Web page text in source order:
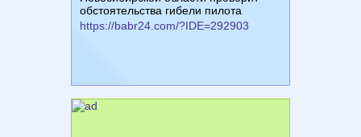
обстоятельства гибели пилота
https://babr24.com/?IDE=292903